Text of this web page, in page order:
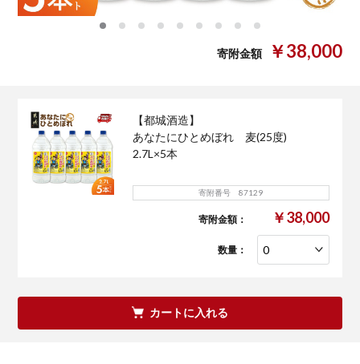
寄附金額 ￥38,000
【都城酒造】
あなたにひとめぼれ 麦(25度)
2.7L×5本
寄附番号 87129
寄附金額： ￥38,000
数量：
カートに入れる